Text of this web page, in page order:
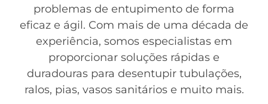
problemas de entupimento de forma
eficaz e ágil. Com mais de uma década de
experiência, somos especialistas em
proporcionar soluções rápidas e
duradouras para desentupir tubulações,
ralos, pias, vasos sanitários e muito mais.